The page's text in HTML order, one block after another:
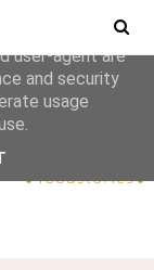
its services
user-agent are
and security
usage